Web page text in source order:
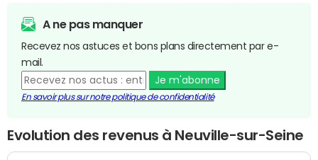
A ne pas manquer
Recevez nos astuces et bons plans directement par e-
mail.
Je m'abonne
En savoir plus sur notre politique de confidentialité
Evolution des revenus à Neuville-sur-Seine